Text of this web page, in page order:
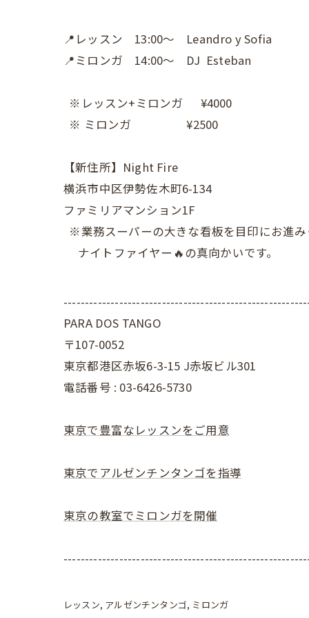
📍レッスン 13:00〜 Leandro y Sofia
📍ミロンガ 14:00〜 DJ Esteban
※レッスン+ミロンガ ¥4000
※ ミロンガ ¥2500
【新住所】Night Fire
横浜市中区伊勢佐木町6-134
ファミリアマンション1F
※業務スーパーの大きな看板を目印にお進み
ナイトファイヤー🔥の真向かいです。
PARA DOS TANGO
〒107-0052
東京都港区赤坂6-3-15 J赤坂ビル301
電話番号 : 03-6426-5730
東京で豊富なレッスンをご用意
東京でアルゼンチンタンゴを指導
東京の教室でミロンガを開催
レッスン アルゼンチンタンゴ ミロンガ